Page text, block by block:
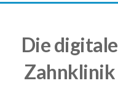
Die digitale
Zahnklinik